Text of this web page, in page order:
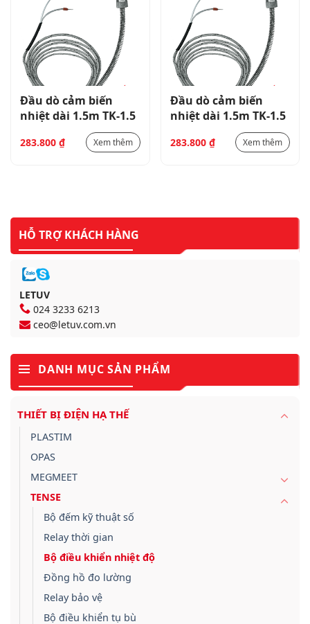
Đầu dò cảm biến
nhiệt dài 1.5m TK-1.5
283.800 ₫ Xem thêm
Đầu dò cảm biến
nhiệt dài 1.5m TK-1.5
283.800 ₫ Xem thêm
HỖ TRỢ KHÁCH HÀNG
LETUV
024 3233 6213
ceo@letuv.com.vn
DANH MỤC SẢN PHẨM
THIẾT BỊ ĐIỆN HẠ THẾ
PLASTIM
OPAS
MEGMEET
TENSE
Bộ đếm kỹ thuật số
Relay thời gian
Bộ điều khiển nhiệt độ
Đồng hồ đo lường
Relay bảo vệ
Bộ điều khiển tụ bù